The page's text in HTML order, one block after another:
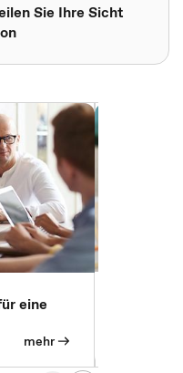
Sie Ihre Sicht
eine
mehr